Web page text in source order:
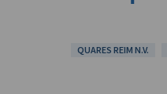
QUARES REIM N.V.